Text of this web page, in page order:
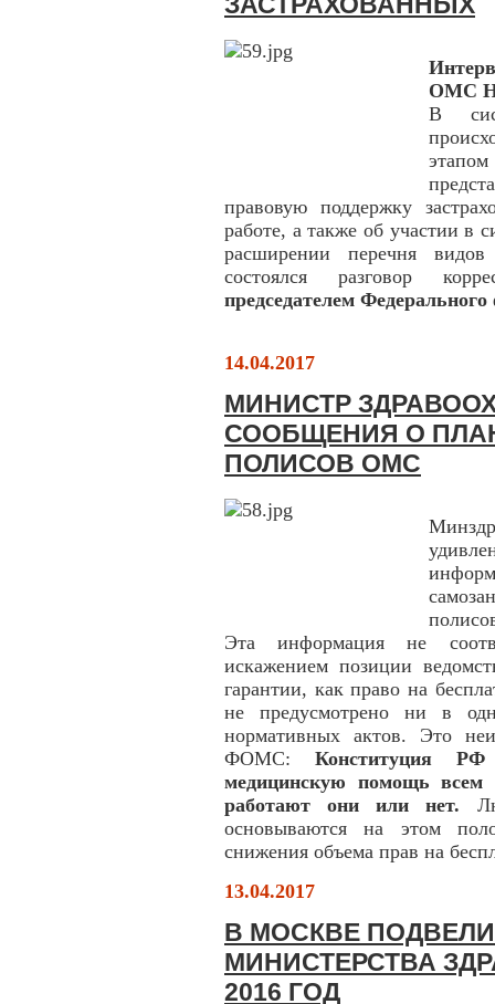
ОМС
В
правовую поддержку
работе, а также об участии в
расширении перечня видов
состоялся разговор
председателем
14.04.2017
МИНИСТР
СООБЩЕНИЯ О
ПОЛИСОВ ОМС
Эта информация не
искажением позиции
гарантии, как право на
не предусмотрено ни в
нормативных актов. Это
ФОМС:Конституция
медицинскую помощь всем
работают они или нет.
основываются на этом
снижения объема прав на
13.04.2017
В МОСКВЕ
МИНИСТЕРСТВА
2016 ГОД